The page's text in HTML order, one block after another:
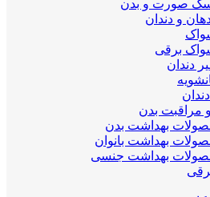
صورت و بدن
و دندان
برقی
دندان
مراقبت بدن
بهداشت بدن
بهداشت بانوان
بهداشت جنسی